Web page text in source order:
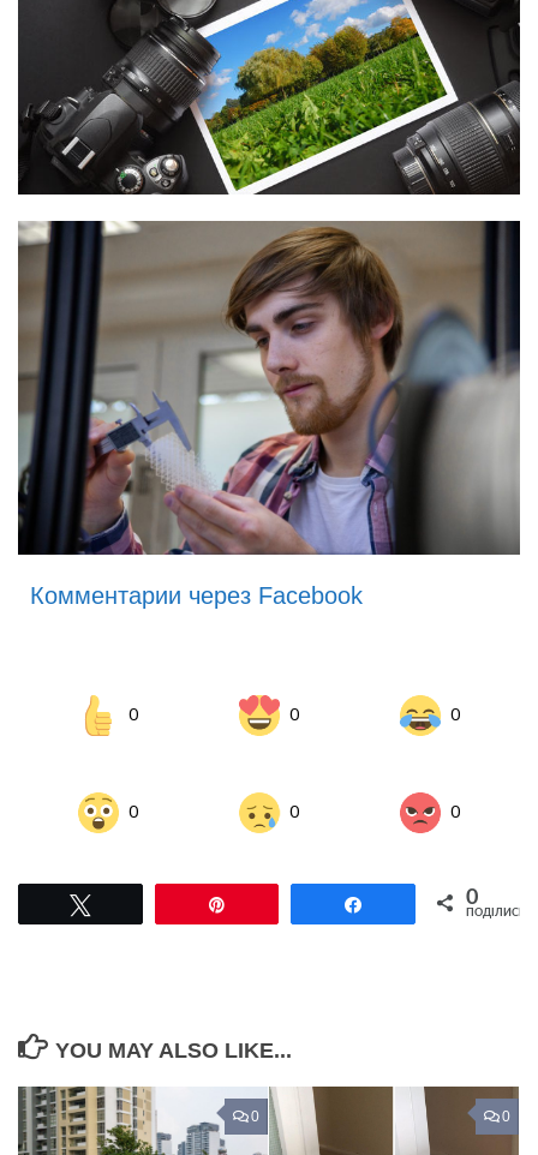
Комментарии через Facebook
0 0 0
0 0 0
Поділитися0
ПОДІЛИСЬ
YOU MAY ALSO LIKE...
0 0